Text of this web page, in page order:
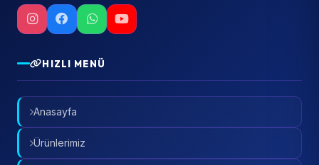
HIZLI MENÜ
Anasayfa
Ürünlerimiz